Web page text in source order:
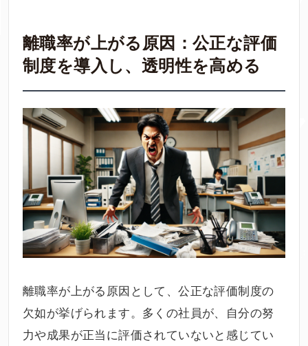
離職率が上がる原因：公正な評価
制度を導入し、透明性を高める
離職率が上がる原因として、公正な評価制度の
欠如が挙げられます。多くの社員が、自分の努
力や成果が正当に評価されていないと感じてい